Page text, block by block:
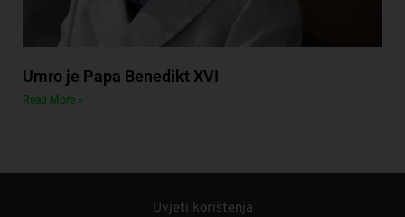
Umro je Papa Benedikt XVI
Read More »
Uvjeti korištenja